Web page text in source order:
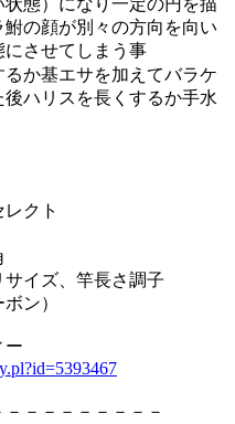
態）になり一定の円を描
の顔が別々の方向を向い
させてしまう事
るか基エサを加えてバラケ
ハリスを長くするか手水
クト
サイズ、竿長さ調子
ン）
ー
y.pl?id=5393467
－－－－－－－－－